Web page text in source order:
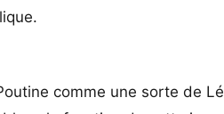
comme une sorte de